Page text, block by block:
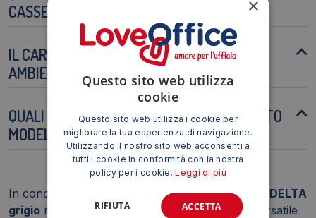
CASSETTI?
IL CARRELLO È ADATTO PER L'USO IN
AMBIENTI UMIDI?
QUALI COLORI SONO DISPONIBILI PER QUESTO
MODELLO?
In conclusione, il
Carrello per cartelle sospese DELTA
grigio rappresenta una soluzione efficiente e versatile
×
Questo sito web utilizza
cookie
Questo sito web utilizza i cookie per
migliorare la tua esperienza di navigazione.
Utilizzando il nostro sito web acconsenti a
tutti i cookie in conformità con la nostra
policy per i cookie.Leggi di più
ACCETTA
RIFIUTA